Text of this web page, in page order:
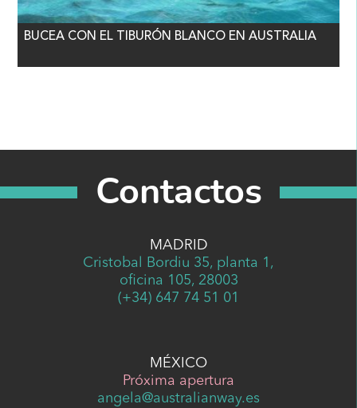
BUCEA CON EL TIBURÓN BLANCO EN AUSTRALIA
Contactos
MADRID
Cristobal Bordiu 35, planta 1,
oficina 105, 28003
(+34) 647 74 51 01
MÉXICO
Próxima apertura
angela@australianway.es